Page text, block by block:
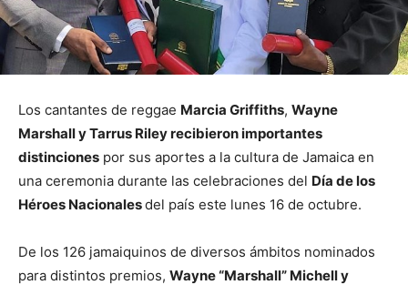
Los cantantes de reggae Marcia Griffiths, Wayne
Marshall y Tarrus Riley recibieron importantes
distinciones por sus aportes a la cultura de Jamaica en
una ceremonia durante las celebraciones del Día de los
Héroes Nacionalesdel país este lunes 16 de octubre.
De los 126 jamaiquinos de diversos ámbitos nominados
para distintos premios, Wayne “Marshall” Michell y